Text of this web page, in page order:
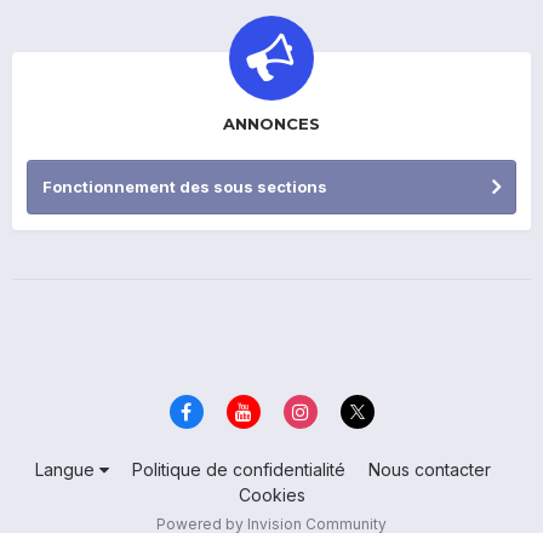
ANNONCES
Fonctionnement des sous sections
Langue Politique de confidentialité
Nous contacter
Cookies
Powered by Invision Community